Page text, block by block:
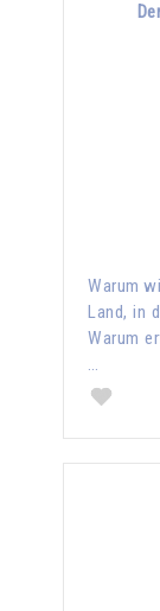
Warum
Land, in
Warum
…